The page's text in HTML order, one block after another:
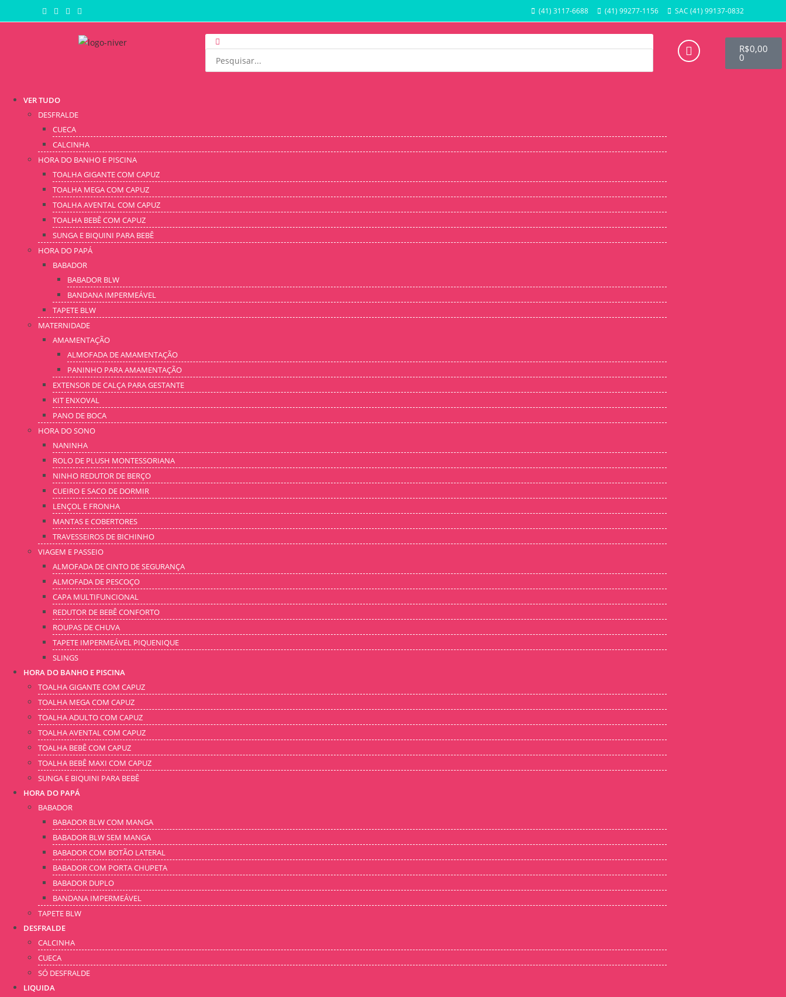
(41) 3117-6688 (41) 99277-1156 SAC (41) 99137-0832
R$0,00
0
VER TUDO
DESFRALDE
CUECA
CALCINHA
HORA DO BANHO E PISCINA
TOALHA GIGANTE COM CAPUZ
TOALHA MEGA COM CAPUZ
TOALHA AVENTAL COM CAPUZ
TOALHA BEBÊ COM CAPUZ
SUNGA E BIQUINI PARA BEBÊ
HORA DO PAPÁ
BABADOR
BABADOR BLW
BANDANA IMPERMEÁVEL
TAPETE BLW
MATERNIDADE
AMAMENTAÇÃO
ALMOFADA DE AMAMENTAÇÃO
PANINHO PARA AMAMENTAÇÃO
EXTENSOR DE CALÇA PARA GESTANTE
KIT ENXOVAL
PANO DE BOCA
HORA DO SONO
NANINHA
ROLO DE PLUSH MONTESSORIANA
NINHO REDUTOR DE BERÇO
CUEIRO E SACO DE DORMIR
LENÇOL E FRONHA
MANTAS E COBERTORES
TRAVESSEIROS DE BICHINHO
VIAGEM E PASSEIO
ALMOFADA DE CINTO DE SEGURANÇA
ALMOFADA DE PESCOÇO
CAPA MULTIFUNCIONAL
REDUTOR DE BEBÊ CONFORTO
ROUPAS DE CHUVA
TAPETE IMPERMEÁVEL PIQUENIQUE
SLINGS
HORA DO BANHO E PISCINA
TOALHA GIGANTE COM CAPUZ
TOALHA MEGA COM CAPUZ
TOALHA ADULTO COM CAPUZ
TOALHA AVENTAL COM CAPUZ
TOALHA BEBÊ COM CAPUZ
TOALHA BEBÊ MAXI COM CAPUZ
SUNGA E BIQUINI PARA BEBÊ
HORA DO PAPÁ
BABADOR
BABADOR BLW COM MANGA
BABADOR BLW SEM MANGA
BABADOR COM BOTÃO LATERAL
BABADOR COM PORTA CHUPETA
BABADOR DUPLO
BANDANA IMPERMEÁVEL
TAPETE BLW
DESFRALDE
CALCINHA
CUECA
SÓ DESFRALDE
LIQUIDA